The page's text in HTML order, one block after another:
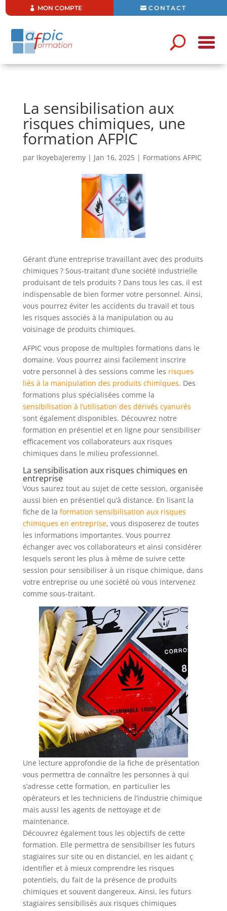
CONTACT
MON COMPTE
La sensibilisation aux
risques chimiques, une
formation AFPIC
par ikoyebaJeremy| Jan 16, 2025| Formations AFPIC
Gérant d’une entreprise travaillant avec des produits
chimiques ? Sous-traitant d’une société industrielle
produisant de tels produits ? Dans tous les cas, il est
indispensable de bien former votre personnel. Ainsi,
vous pourrez éviter les accidents du travail et tous
les risques associés à la manipulation ou au
voisinage de produits chimiques.
AFPIC vous propose de multiples formations dans le
domaine. Vous pourrez ainsi facilement inscrire
votre personnel à des sessions comme les risques
liés à la manipulation des produits chimiques. Des
formations plus spécialisées comme la
sensibilisation à l’utilisation des dérivés cyanurés
sont également disponibles. Découvrez notre
formation en présentiel et en ligne pour sensibiliser
efficacement vos collaborateurs aux risques
chimiques dans le milieu professionnel.
La sensibilisation aux risques chimiques en
entreprise
Vous saurez tout au sujet de cette session, organisée
aussi bien en présentiel qu’à distance. En lisant la
fiche de la formation sensibilisation aux risques
chimiques en entreprise, vous disposerez de toutes
les informations importantes. Vous pourrez
échanger avec vos collaborateurs et ainsi considérer
lesquels seront les plus à même de suivre cette
session pour sensibiliser à un risque chimique, dans
votre entreprise ou une société où vous intervenez
comme sous-traitant.
Une lecture approfondie de la fiche de présentation
vous permettra de connaître les personnes à qui
s’adresse cette formation, en particulier les
opérateurs et les techniciens de l’industrie chimique
mais aussi les agents de nettoyage et de
maintenance.
Découvrez également tous les objectifs de cette
formation. Elle permettra de sensibiliser les futurs
stagiaires sur site ou en distanciel, en les aidant ç
identifier et à mieux comprendre les risques
potentiels, du fait de la présence de produits
chimiques et souvent dangereux. Ainsi, les futurs
stagiaires sensibilisés aux risques chimiques